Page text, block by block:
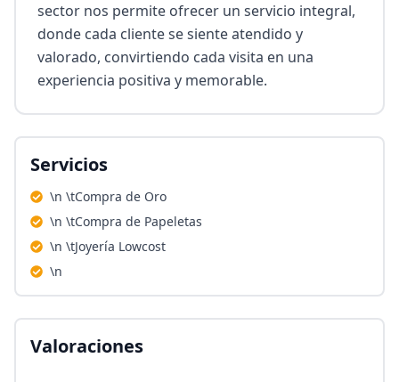
sector nos permite ofrecer un servicio integral,
donde cada cliente se siente atendido y
valorado, convirtiendo cada visita en una
experiencia positiva y memorable.
Servicios
\n \tCompra de Oro
\n \tCompra de Papeletas
\n \tJoyería Lowcost
\n
Valoraciones